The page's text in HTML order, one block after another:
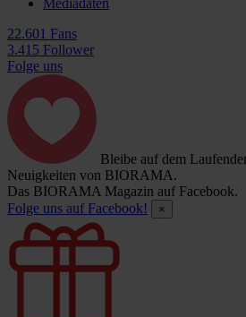
Mediadaten
22.601 Fans
3.415 Follower
Folge uns
Bleibe auf dem
Neuigkeiten von BIORAMA.
Das BIORAMA Magazin auf Facebook.
Folge uns auf Facebook!
×